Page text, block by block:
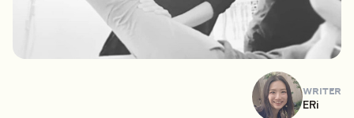
WRITER
ERi